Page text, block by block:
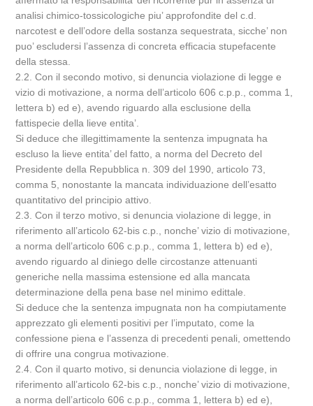
analisi chimico-tossicologiche piu’ approfondite del c.d.
narcotest e dell’odore della sostanza sequestrata, sicche’ non
puo’ escludersi l’assenza di concreta efficacia stupefacente
della stessa.
2.2. Con il secondo motivo, si denuncia violazione di legge e
vizio di motivazione, a norma dell’articolo 606 c.p.p., comma 1,
lettera b) ed e), avendo riguardo alla esclusione della
fattispecie della lieve entita’.
Si deduce che illegittimamente la sentenza impugnata ha
escluso la lieve entita’ del fatto, a norma del Decreto del
Presidente della Repubblica n. 309 del 1990, articolo 73,
comma 5, nonostante la mancata individuazione dell’esatto
quantitativo del principio attivo.
2.3. Con il terzo motivo, si denuncia violazione di legge, in
riferimento all’articolo 62-bis c.p., nonche’ vizio di motivazione,
a norma dell’articolo 606 c.p.p., comma 1, lettera b) ed e),
avendo riguardo al diniego delle circostanze attenuanti
generiche nella massima estensione ed alla mancata
determinazione della pena base nel minimo edittale.
Si deduce che la sentenza impugnata non ha compiutamente
apprezzato gli elementi positivi per l’imputato, come la
confessione piena e l’assenza di precedenti penali, omettendo
di offrire una congrua motivazione.
2.4. Con il quarto motivo, si denuncia violazione di legge, in
riferimento all’articolo 62-bis c.p., nonche’ vizio di motivazione,
a norma dell’articolo 606 c.p.p., comma 1, lettera b) ed e),